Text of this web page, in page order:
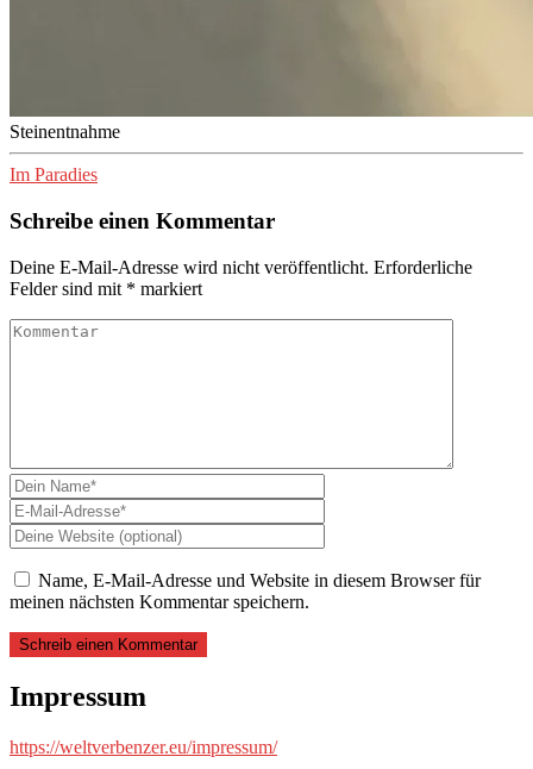
Steinentnahme
Im Paradies
Schreibe einen Kommentar
Deine E-Mail-Adresse wird nicht veröffentlicht. Erforderliche
Felder sind mit * markiert
Name, E-Mail-Adresse und Website in diesem Browser für
meinen nächsten Kommentar speichern.
Impressum
https://weltverbenzer.eu/impressum/